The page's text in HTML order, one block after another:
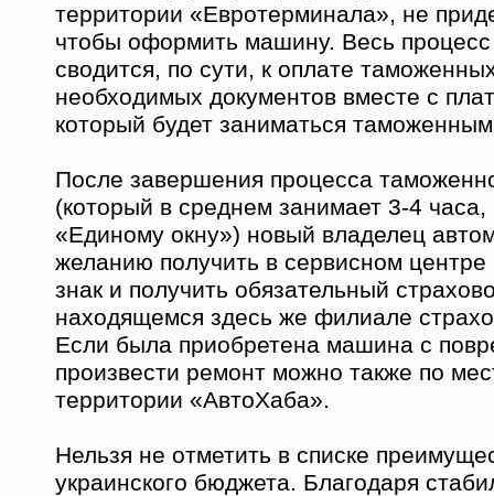
территории «Евротерминала», не
чтобы оформить машину. Весь процесс
сводится, по сути, к оплате
необходимых документов вместе с
который будет заниматься
После завершения процесса
(который в среднем занимает 3-4 часа,
«Единому окну») новый владелец
желанию получить в сервисном
знак и получить обязательный
находящемся здесь же филиале
Если была приобретена машина с
произвести ремонт можно также по
территории «АвтоХаба».
Нельзя не отметить в списке
украинского бюджета. Благодаря